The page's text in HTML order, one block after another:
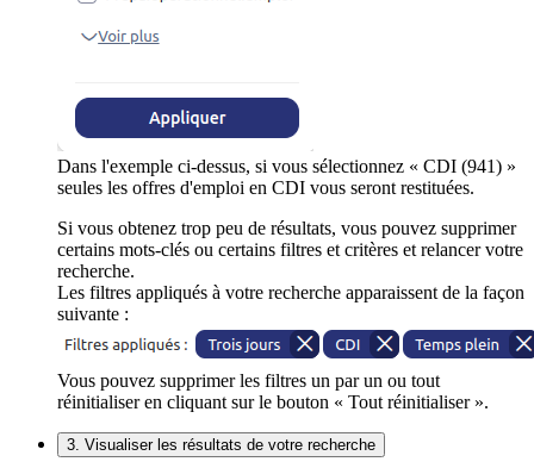
Dans l'exemple ci-dessus, si vous sélectionnez « CDI (941) »
seules les offres d'emploi en CDI vous seront restituées.
Si vous obtenez trop peu de résultats, vous pouvez supprimer
certains mots-clés ou certains filtres et critères et relancer votre
recherche.
Les filtres appliqués à votre recherche apparaissent de la façon
suivante :
Vous pouvez supprimer les filtres un par un ou tout
réinitialiser en cliquant sur le bouton « Tout réinitialiser ».
3. Visualiser les résultats de votre recherche